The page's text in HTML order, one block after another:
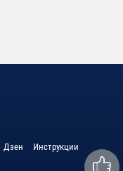
Дзен Инструкции